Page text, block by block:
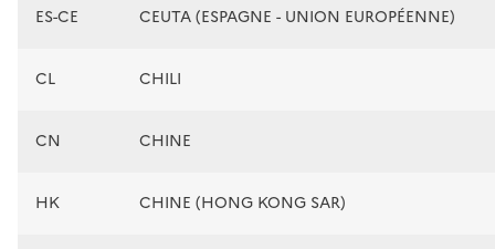
ES-CE CEUTA (ESPAGNE - UNION EUROPÉENNE)
CL CHILI
CN CHINE
HK CHINE (HONG KONG SAR)